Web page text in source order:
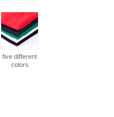
five different
colors